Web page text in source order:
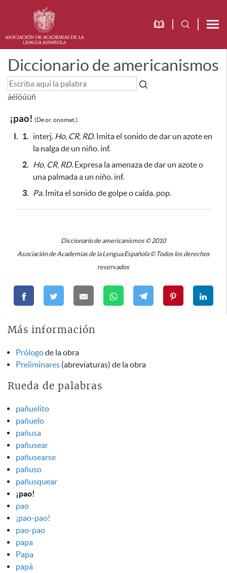
Diccionario de americanismos
áéíóúüñ
¡pao! (De or. onomat.).
I. 1. interj. Ho, CR, RD. Imita el sonido de dar un azote en
la nalga de un niño. inf.
2. Ho, CR, RD. Expresa la amenaza de dar un azote o
una palmada a un niño. inf.
3.
Pa. Imita el sonido de golpe o caída. pop.
Diccionario de americanismos © 2010
Asociación de Academias de la Lengua Española © Todos los derechos
reservados
Más información
Prólogode la obra
Preliminares (abreviaturas) de la obra
Rueda de palabras
pañuelito
pañuelo
pañusa
pañusear
pañusearse
pañuso
pañusquear
¡pao!
pao
¡pao-pao!
pao-pao
papa
Papa
papá